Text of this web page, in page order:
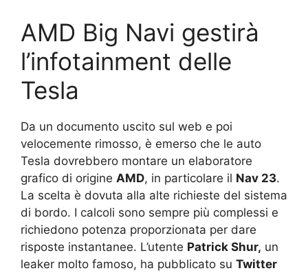
AMD Big Navi gestirà
l’infotainment delle
Tesla
Da un documento uscito sul web e poi
velocemente rimosso, è emerso che le auto
Tesla dovrebbero montare un elaboratore
grafico di origine AMD, in particolare il Nav 23.
La scelta è dovuta alla alte richieste del sistema
di bordo. I calcoli sono sempre più complessi e
richiedono potenza proporzionata per dare
risposte instantanee. L’utente Patrick Shur, un
leaker molto famoso, ha pubblicato su Twitter